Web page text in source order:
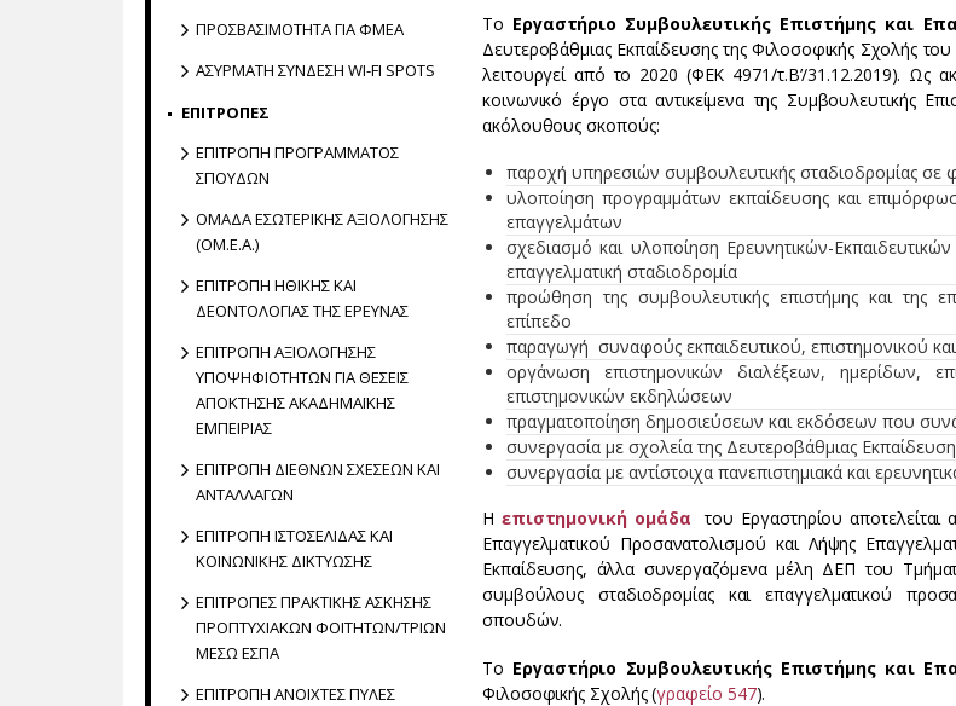
Το Εργαστήριο Συμβουλευτικής Επιστήμης και
Δευτεροβάθμιας Εκπαίδευσης της Φιλοσοφικής Σχολής
λειτουργεί από το 2020 (ΦΕΚ 4971/τ.Β’/31.12.2019). Ως
κοινωνικό έργο στα αντικείμενα της Συμβουλευτικής
ακόλουθους σκοπούς:
παροχή υπηρεσιών συμβουλευτικής σταδιοδρομίας σε
υλοποίηση προγραμμάτων εκπαίδευσης και
επαγγελμάτων
σχεδιασμό και υλοποίηση Ερευνητικών-
επαγγελματική σταδιοδρομία
προώθηση της συμβουλευτικής επιστήμης και της
επίπεδο
παραγωγή συναφούς εκπαιδευτικού, επιστημονικού
οργάνωση επιστημονικών διαλέξεων, ημερίδων,
επιστημονικών εκδηλώσεων
πραγματοποίηση δημοσιεύσεων και εκδόσεων που
συνεργασία με σχολεία της Δευτεροβάθμιας
συνεργασία με αντίστοιχα πανεπιστημιακά και
Η επιστημονική ομάδα του Εργαστηρίου αποτελείται
Επαγγελματικού Προσανατολισμού και Λήψης
Εκπαίδευσης, άλλα συνεργαζόμενα μέλη ΔΕΠ του
συμβούλους σταδιοδρομίας και επαγγελματικού
σπουδών.
Το Εργαστήριο Συμβουλευτικής Επιστήμης και
Φιλοσοφικής Σχολής (γραφείο 547).
ΠΡΟΣΒΑΣΙΜΟΤΗΤΑ ΓΙΑ ΦΜΕΑ
ΑΣΥΡΜΑΤΗ ΣΥΝΔΕΣΗ WI-FI SPOTS
ΕΠΙΤΡΟΠΕΣ
ΕΠΙΤΡΟΠΗ ΠΡΟΓΡΑΜΜΑΤΟΣ
ΣΠΟΥΔΩΝ
ΟΜΑΔΑ ΕΣΩΤΕΡΙΚΗΣ ΑΞΙΟΛΟΓΗΣΗΣ
(ΟΜ.Ε.Α.)
ΕΠΙΤΡΟΠΗ ΗΘΙΚΗΣ ΚΑΙ
ΔΕΟΝΤΟΛΟΓΙΑΣ ΤΗΣ ΕΡΕΥΝΑΣ
ΕΠΙΤΡΟΠΗ ΑΞΙΟΛΟΓΗΣΗΣ
ΥΠΟΨΗΦΙΟΤΗΤΩΝ ΓΙΑ ΘΕΣΕΙΣ
ΑΠΟΚΤΗΣΗΣ ΑΚΑΔΗΜΑΪΚΗΣ
ΕΜΠΕΙΡΙΑΣ
ΕΠΙΤΡΟΠΗ ΔΙΕΘΝΩΝ ΣΧΕΣΕΩΝ ΚΑΙ
ΑΝΤΑΛΛΑΓΩΝ
ΕΠΙΤΡΟΠΗ ΙΣΤΟΣΕΛΙΔΑΣ ΚΑΙ
ΚΟΙΝΩΝΙΚΗΣ ΔΙΚΤΥΩΣΗΣ
ΕΠΙΤΡΟΠΕΣ ΠΡΑΚΤΙΚΗΣ ΑΣΚΗΣΗΣ
ΠΡΟΠΤΥΧΙΑΚΩΝ ΦΟΙΤΗΤΩΝ/ΤΡΙΩΝ
ΜΕΣΩ ΕΣΠΑ
ΕΠΙΤΡΟΠΗ ΑΝΟΙΧΤΕΣ ΠΥΛΕΣ